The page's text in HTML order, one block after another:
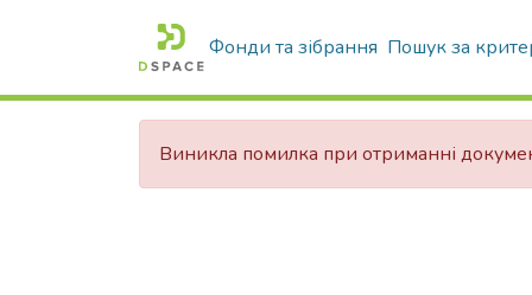
Фонди та зібрання Пошук за
Виникла помилка при отриманні